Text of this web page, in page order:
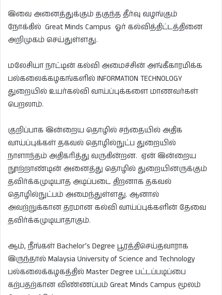
இவை அனைத்துக்கும் தகுந்த தீர்வு வழங்கும்
நோக்கில் Great Minds Campus ஓர் கல்வித்திட்டத்தினை
அறிமுகம் செய்துள்ளது.
மலேசியா நாட்டின் கல்வி அமைச்சின் அங்கீகாரமிக்க
பல்கலைக்கழகங்களில் INFORMATION TECHNOLOGY
துறையில் உயர்கல்வி வாய்ப்புக்களை மாணவர்கள்
பெறலாம்.
குறிப்பாக இன்றைய தொழில் சந்தையில் அதிக
வாய்ப்புக்கள் தகவல் தொழில்நுட்ப துறையில்
நாளாந்தம் அதிகரித்து வருகின்றன. ஏன் இன்றைய
நூற்றாண்டின் அனைத்து தொழில் துறையினருக்கும்
தவிர்க்கமுடியாத அடிப்படை திறனாக தகவல்
தொழில்நுட்பம் அமைந்துள்ளது. ஆனால்
அவற்றுக்கான தரமான கல்வி வாய்ப்புக்களின் தேவை
தவிர்க்கமுடியாதாகும்.
ஆம், நீங்கள் Bachelor’s Degree பூரத்திசெய்தவாராக
இருந்தால் Malaysia University of Science and Technology
பல்கலைக்கழகத்தில் Master Degree பட்டப்படிப்பை
கற்பதற்கான விண்ணப்பம் Great Minds Campus மூலம்